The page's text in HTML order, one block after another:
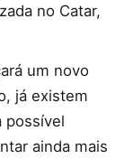
no Catar,
um novo
já existem
possível
ainda mais